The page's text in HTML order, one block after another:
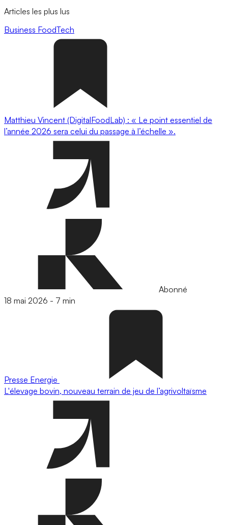
Articles les plus lus
Business FoodTech
Matthieu Vincent (DigitalFoodLab) : « Le point essentiel de
l’année 2026 sera celui du passage à l’échelle ».
Abonné
18 mai 2026 - 7 min
Presse Energie
L'élevage bovin, nouveau terrain de jeu de l’agrivoltaïsme